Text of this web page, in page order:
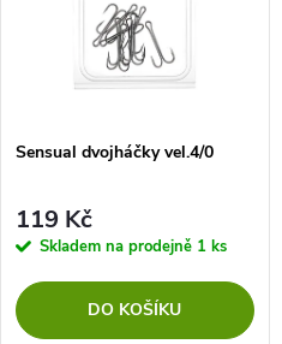
Sensual dvojháčky vel.4/0
119 Kč
Skladem na prodejně 1 ks
DO KOŠÍKU